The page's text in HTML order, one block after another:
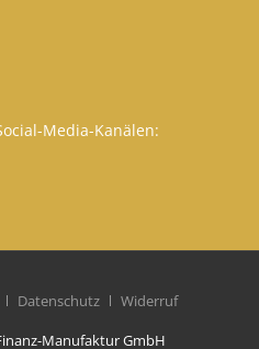
Media-Kanälen:
Datenschutz
Widerruf
Manufaktur GmbH